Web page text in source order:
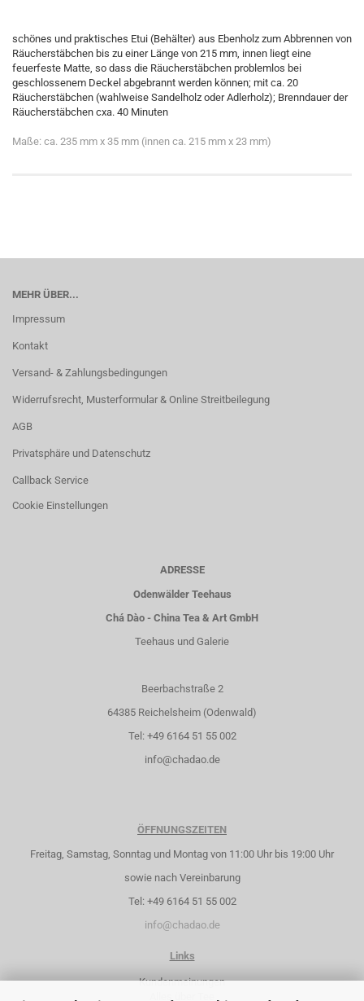
schönes und praktisches Etui (Behälter) aus Ebenholz zum Abbrennen von
Räucherstäbchen bis zu einer Länge von 215 mm, innen liegt eine
feuerfeste Matte, so dass die Räucherstäbchen problemlos bei
geschlossenem Deckel abgebrannt werden können; mit ca. 20
Räucherstäbchen (wahlweise Sandelholz oder Adlerholz); Brenndauer der
Räucherstäbchen cxa. 40 Minuten
Maße: ca. 235 mm x 35 mm (innen ca. 215 mm x 23 mm)
MEHR ÜBER...
Impressum
Kontakt
Versand- & Zahlungsbedingungen
Widerrufsrecht, Musterformular & Online Streitbeilegung
AGB
Privatsphäre und Datenschutz
Callback Service
Cookie Einstellungen
ADRESSE
Odenwälder Teehaus
Chá Dào - China Tea & Art GmbH
Teehaus und Galerie
Beerbachstraße 2
64385 Reichelsheim (Odenwald)
Tel: +49 6164 51 55 002
info@chadao.de
ÖFFNUNGSZEITEN
Freitag, Samstag, Sonntag und Montag von 11:00 Uhr bis 19:00 Uhr
sowie nach Vereinbarung
Tel: +49 6164 51 55 002
info@chadao.de
Links
Kundenmeinungen